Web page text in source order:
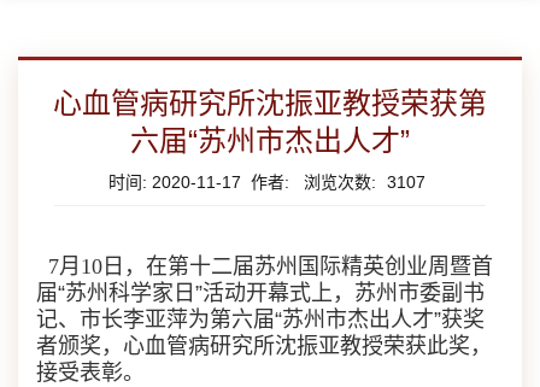
心血管病研究所沈振亚教授荣获第
六届“苏州市杰出人才”
时间: 2020-11-17 作者: 浏览次数: 3107
7月 10 日，在第十二届苏州国际精英创业周暨首
届“苏州科学家日”活动开幕式上，苏州市委副书
记、市长李亚萍为第六届“苏州市杰出人才”获奖
者颁奖，心血管病研究所沈振亚教授荣获此奖，
接受表彰。